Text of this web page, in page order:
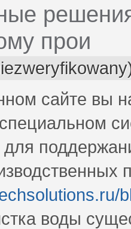
прои
сайте вы
для
воды